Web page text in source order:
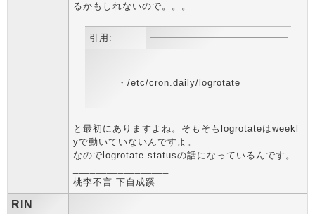
るかもしれないので。。。
引用:
・/etc/cron.daily/logrotate
と最初にありますよね。そもそもlogrotateはweekl
yで動いていないんですよ。
なのでlogrotate.statusの話になっているんです。
桃李不言 下自成蹊
RIN